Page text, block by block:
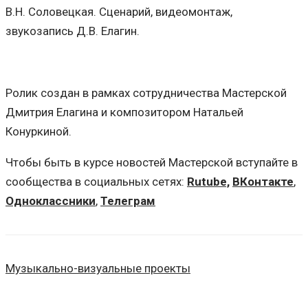
В.Н. Соловецкая. Сценарий, видеомонтаж,
звукозапись Д.В. Елагин.
Ролик создан в рамках сотрудничества Мастерской
Дмитрия Елагина и композитором Натальей
Конуркиной.
Чтобы быть в курсе новостей Мастерской вступайте в
сообщества в социальных сетях: Rutube, ВКонтакте,
Одноклассники, Телеграм
Музыкально-визуальные проекты